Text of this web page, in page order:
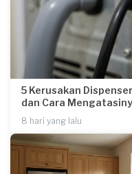
5 Kerusakan
dan Cara
8 hari yang lalu